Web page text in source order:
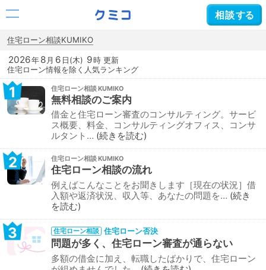
住宅ローン相談KUMIKO
2026年8 月 6 日(木) 9時 更新
住宅ローン情報を除く人気ランキング
1 住宅ローン相談
無料相談のご案内
借金と住宅ローン審査のコンサルティング。サービ
ス概要、料金、コンサルティングオフィス、コンサ
ルタント… 続きを読む
2 住宅ローン相談
住宅ローン相談の流れ
例えばこんなことをお聞きします［現在の状況］借
入額や返済状況、収入等、あなたの問題を… 続き
を読む
3 住宅ローン相談 住宅ローン否決
問題が多く、住宅ローン審査が通らない
多額の借金に加え、転職したばかりで、住宅ローン
相談する